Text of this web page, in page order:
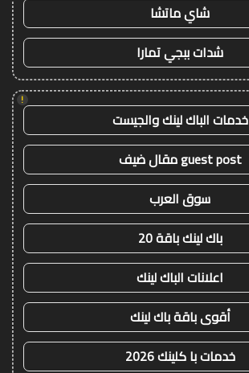
شاي ماتشا
شدات ببجي تمارا
!
خدمات الباك لينك والجيست
guest post مقال ضيف
سوق العرب
باك لينك باقة 20
اعلانات الباك لينك
أقوى باقة باك لينك
خدمات با كلينك 2026